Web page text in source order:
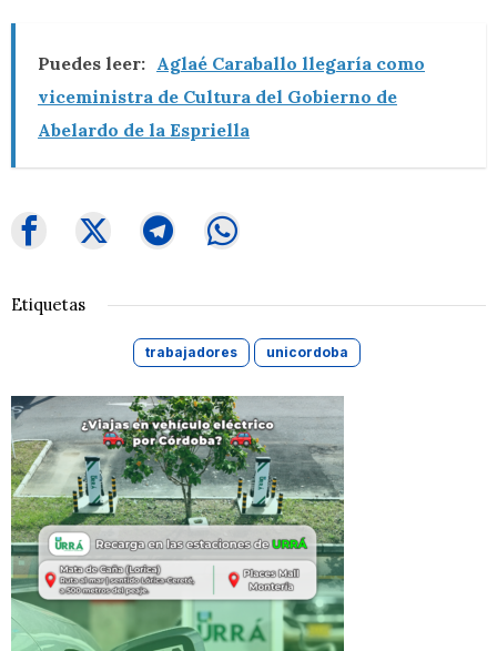
Puedes leer: Aglaé Caraballo llegaría como
viceministra de Cultura del Gobierno de
Abelardo de la Espriella
Etiquetas
trabajadores unicordoba